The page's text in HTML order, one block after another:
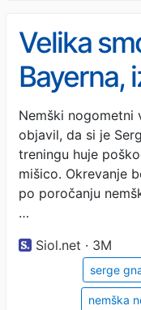
Velika
Bayerna,
SP 2026?
Nemški nogometni
objavil, da si je
treningu huje
mišico. Okrevanje
po poročanju
…
Siol.net · 3M
serge
nemška